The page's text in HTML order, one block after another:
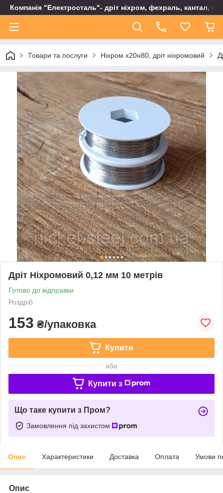
Компанія "Електросталь"- дріт ніхром, фехраль, кантал,
Товари та послуги Ніхром х20н80, дріт ніхромовий
Дріт Ніхромовий 0,12 мм 10 метрів
Готово до відправки
Роздріб
153 ₴/упаковка
Купити
або
Купити з
Що таке купити з Пром?
Замовлення під захистом
Опис Характеристики Доставка Оплата Умови
Опис